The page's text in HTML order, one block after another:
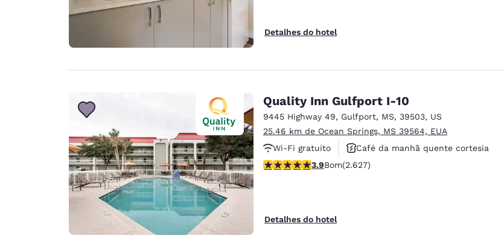
Detalhes do hotel
Quality Inn Gulfport I-10
9445 Highway 49, Gulfport, MS, 39503, US
25.46 km de Ocean Springs, MS 39564, EUA
Wi-Fi gratuito
Café da manhã quente cortesia
Aceita animais de estimação
classificação 3.93 estrelas. Bom. 2627 avaliações
3.9Bom(2.627)
Detalhes do hotel